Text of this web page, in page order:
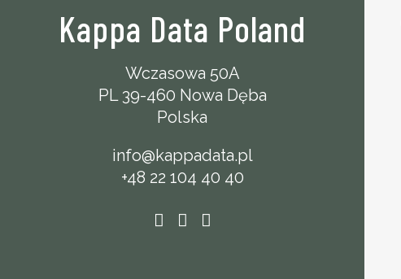
Kappa Data Poland
Wczasowa 50A
PL 39-460 Nowa Dęba
Polska
info@kappadata.pl
+48 22 104 40 40